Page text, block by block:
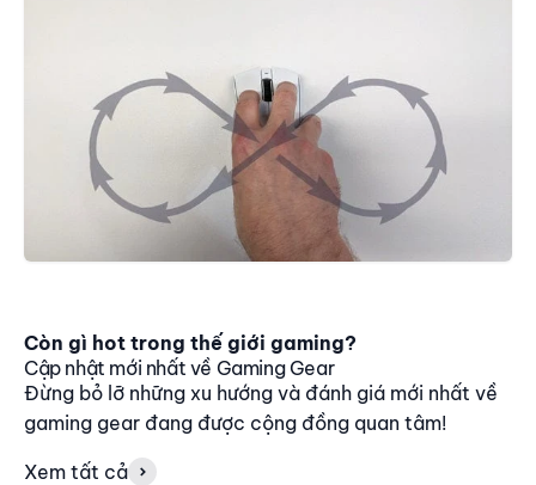
Còn gì hot trong thế giới gaming?
Cập nhật mới nhất về Gaming Gear
Đừng bỏ lỡ những xu hướng và đánh giá mới nhất về
gaming gear đang được cộng đồng quan tâm!
Xem tất cả